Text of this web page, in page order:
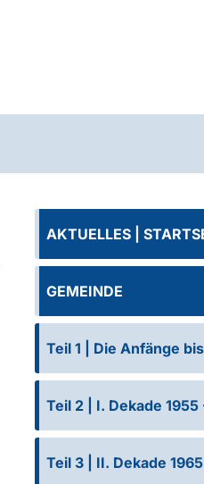
AKTUELLES |
GEMEINDE
Teil 1 | Die Anfänge
Teil 2 | I. Dekade 1955
Teil 3 | II. Dekade